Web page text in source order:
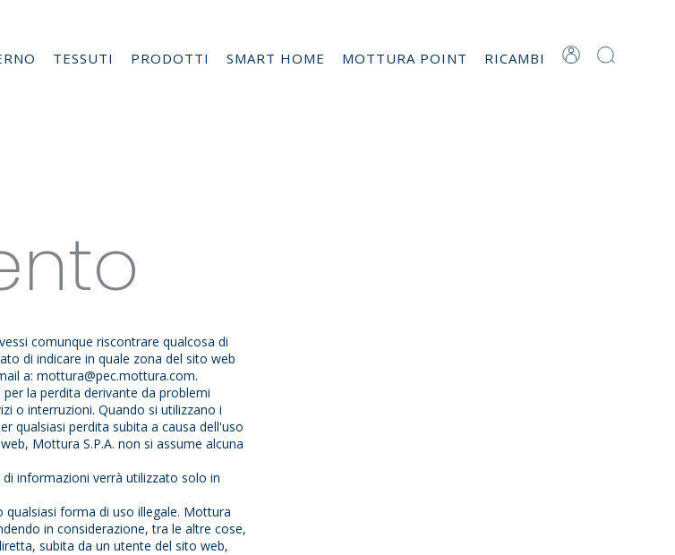
TESSUTI PRODOTTI SMART HOME MOTTURA POINT RICAMBI
comunque riscontrare qualcosa di
di indicare in quale zona del sito web
a:mottura@pec.mottura.com.
la perdita derivante da problemi
o interruzioni. Quando si utilizzano i
qualsiasi perdita subita a causa dell'uso
Mottura S.P.A. non si assume alcuna
informazioni verrà utilizzato solo in
forma di uso illegale. Mottura
in considerazione, tra le altre cose,
subita da un utente del sito web,